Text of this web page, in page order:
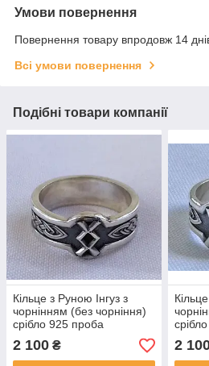
Умови повернення
Повернення товару впродовж 14
Всі умови повернення
Подібні товари компанії
Кільце з Руною Інгуз з
чорнінням (без чорніння)
срібло 925 проба
2 100 ₴ 2